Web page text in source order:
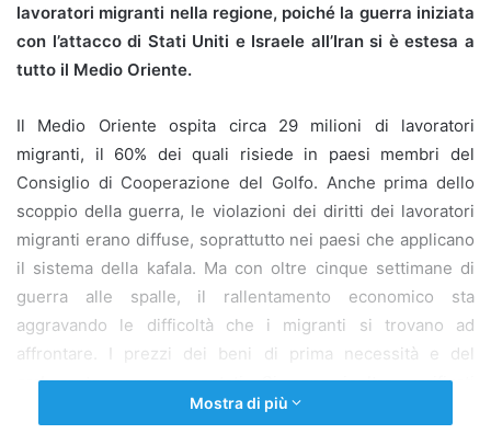
lavoratori migranti nella regione, poiché la guerra iniziata
con l’attacco di Stati Uniti e Israele all’Iran si è estesa a
tutto il Medio Oriente.
Il Medio Oriente ospita circa 29 milioni di lavoratori
migranti, il 60% dei quali risiede in paesi membri del
Consiglio di Cooperazione del Golfo. Anche prima dello
scoppio della guerra, le violazioni dei diritti dei lavoratori
migranti erano diffuse, soprattutto nei paesi che applicano
il sistema della kafala. Ma con oltre cinque settimane di
guerra alle spalle, il rallentamento economico sta
aggravando le difficoltà che i migranti si trovano ad
affrontare. I prezzi dei beni di prima necessità e del
carburante sono aumentati. Si sono inoltre verificati
licenziamenti di massa.Mostra di più